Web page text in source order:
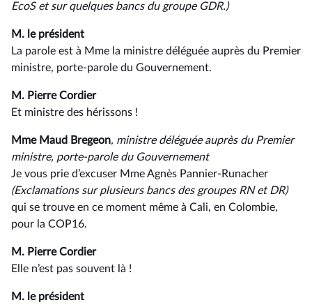
EcoS et sur quelques bancs du groupe GDR.)
M. le président
La parole est à Mme la ministre déléguée auprès du Premier
ministre, porte-parole du Gouvernement.
M. Pierre Cordier
Et ministre des hérissons !
Mme Maud Bregeon, ministre déléguée auprès du Premier
ministre, porte-parole du Gouvernement
Je vous prie d’excuser Mme Agnès Pannier-Runacher
(Exclamations sur plusieurs bancs des groupes RN et DR)
qui se trouve en ce moment même à Cali, en Colombie,
pour la COP16.
M. Pierre Cordier
Elle n’est pas souvent là !
M. le président